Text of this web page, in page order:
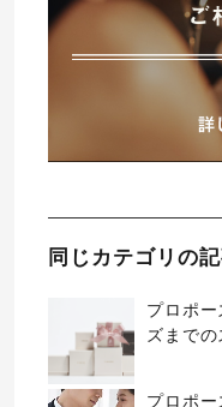
同じカテゴリの
プロポ
ズまで
プロポ